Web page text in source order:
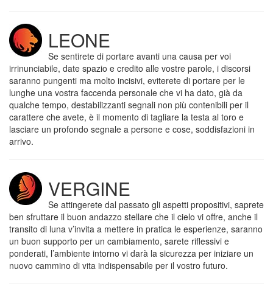
LEONE
Se sentirete di portare avanti una causa per voi
irrinunciabile, date spazio e credito alle vostre parole, i discorsi
saranno pungenti ma molto incisivi, eviterete di portare per le
lunghe una vostra faccenda personale che vi ha dato, già da
qualche tempo, destabilizzanti segnali non più contenibili per il
carattere che avete, è il momento di tagliare la testa al toro e
lasciare un profondo segnale a persone e cose, soddisfazioni in
arrivo.
VERGINE
Se attingerete dal passato gli aspetti propositivi, saprete
ben sfruttare il buon andazzo stellare che il cielo vi offre, anche il
transito di luna v’invita a mettere in pratica le esperienze, saranno
un buon supporto per un cambiamento, sarete riflessivi e
ponderati, l’ambiente intorno vi darà la sicurezza per iniziare un
nuovo cammino di vita indispensabile per il vostro futuro.